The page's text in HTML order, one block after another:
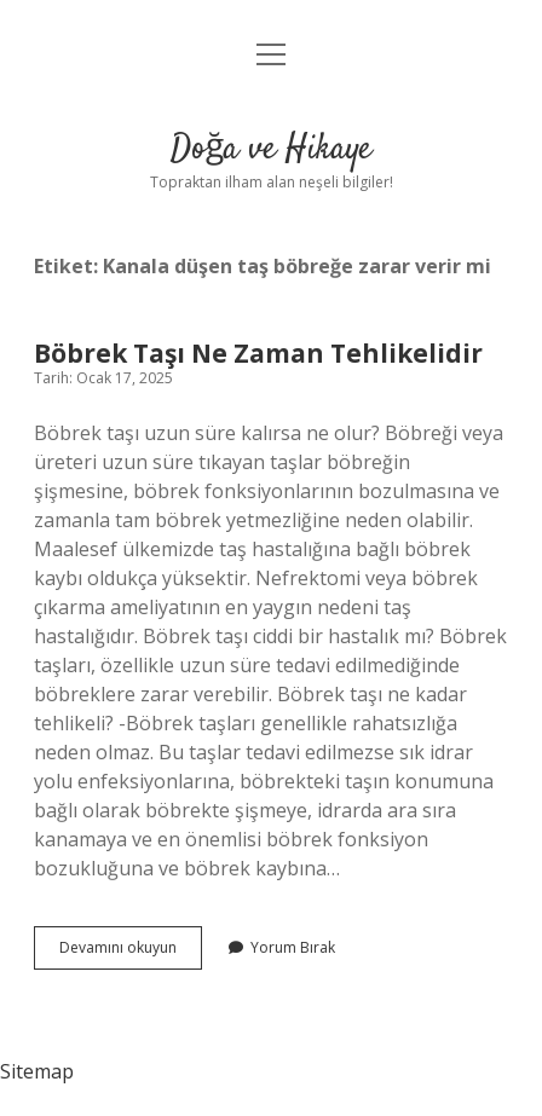
Anasayfa
Yasal Uyarı
menüyü
Doğa ve Hikaye
Topraktan ilham alan neşeli bilgiler!
Etiket: Kanala düşen taş böbreğe zarar verir mi
Böbrek Taşı Ne Zaman Tehlikelidir
Tarih: Ocak 17, 2025
Böbrek taşı uzun süre kalırsa ne olur? Böbreği veya
üreteri uzun süre tıkayan taşlar böbreğin
şişmesine, böbrek fonksiyonlarının bozulmasına ve
zamanla tam böbrek yetmezliğine neden olabilir.
Maalesef ülkemizde taş hastalığına bağlı böbrek
kaybı oldukça yüksektir. Nefrektomi veya böbrek
çıkarma ameliyatının en yaygın nedeni taş
hastalığıdır. Böbrek taşı ciddi bir hastalık mı? Böbrek
taşları, özellikle uzun süre tedavi edilmediğinde
böbreklere zarar verebilir. Böbrek taşı ne kadar
tehlikeli? -Böbrek taşları genellikle rahatsızlığa
neden olmaz. Bu taşlar tedavi edilmezse sık idrar
yolu enfeksiyonlarına, böbrekteki taşın konumuna
bağlı olarak böbrekte şişmeye, idrarda ara sıra
kanamaya ve en önemlisi böbrek fonksiyon
bozukluğuna ve böbrek kaybına…
Devamını okuyun
Taşı
Yorum Bırak
Sitemap